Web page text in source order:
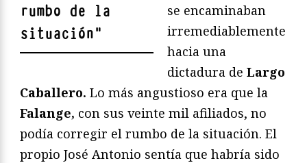
rumbo de la
situación"
se encaminaban
irremediablemente
hacia una
dictadura de Largo
Caballero. Lo más angustioso era que la
Falange, con sus veinte mil afiliados, no
podía corregir el rumbo de la situación. El
propio José Antonio sentía que habría sido